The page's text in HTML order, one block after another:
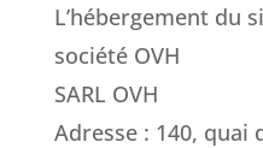
L’hébergement du
société OVH
SARL OVH
Adresse : 140, quai